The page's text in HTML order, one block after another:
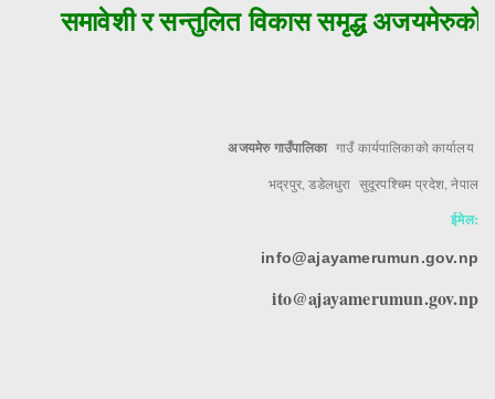
समावेशी र सन्तुलित विकास समृद्ध अजयमेरुको
अजयमेरु गाउँपालिका गाउँ कार्यपालिकाको कार्यालय
भद्रपुर, डडेलधुरा सुदूरपश्चिम प्रदेश, नेपाल
ईमेल:
info@ajayamerumun.gov.np
ito@ajayamerumun.gov.np